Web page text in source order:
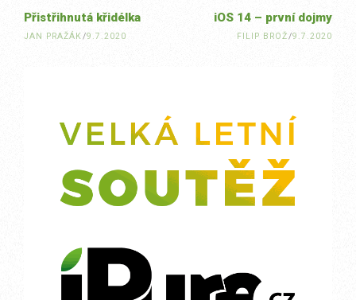
iOS 14 – první dojmy
FILIP BROŽ/9.7.2020
Přistřihnutá křidélka
JAN PRAŽÁK/9.7.2020